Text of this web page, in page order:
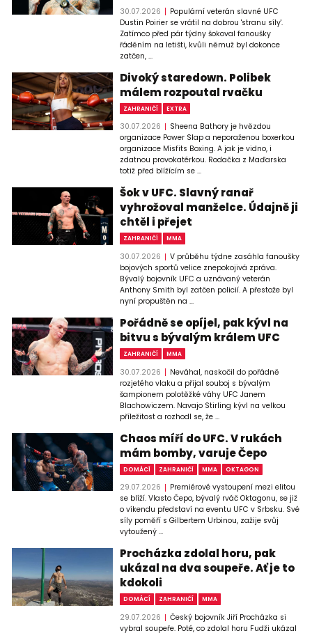
30.07.2026
Populární veterán slavné UFC
Dustin Poirier se vrátil na dobrou 'stranu síly'.
Zatímco před pár týdny šokoval fanoušky
řáděním na letišti, kvůli němuž byl dokonce
zatčen, ...
Divoký staredown. Polibek
málem rozpoutal rvačku
ZAHRANIČÍ EXTRA
30.07.2026
Sheena Bathory je hvězdou
organizace Power Slap a neporaženou boxerkou
organizace Misfits Boxing. A jak je vidno, i
zdatnou provokatérkou. Rodačka z Maďarska
totiž před blížícím se ...
Šok v UFC. Slavný ranař
vyhrožoval manželce. Údajně ji
chtěl i přejet
ZAHRANIČÍ MMA
30.07.2026
V průběhu týdne zasáhla fanoušky
bojových sportů velice znepokojivá zpráva.
Bývalý bojovník UFC a uznávaný veterán
Anthony Smith byl zatčen policií. A přestože byl
nyní propuštěn na ...
Pořádně se opíjel, pak kývl na
bitvu s bývalým králem UFC
ZAHRANIČÍ MMA
30.07.2026
Neváhal, naskočil do pořádně
rozjetého vlaku a přijal souboj s bývalým
šampionem polotěžké váhy UFC Janem
Blachowiczem. Navajo Stirling kývl na velkou
příležitost a rozhodl se, že ...
Chaos míří do UFC. V rukách
mám bomby, varuje Čepo
DOMÁCÍ ZAHRANIČÍ MMA OKTAGON
29.07.2026
Premiérové vystoupení mezi elitou
se blíží. Vlasto Čepo, bývalý rváč Oktagonu, se již
o víkendu představí na eventu UFC v Srbsku. Své
síly poměří s Gilbertem Urbinou, zažije svůj
vytoužený ...
Procházka zdolal horu, pak
ukázal na dva soupeře. Ať je to
kdokoli
DOMÁCÍ ZAHRANIČÍ MMA
29.07.2026
Český bojovník Jiří Procházka si
vybral soupeře. Poté, co zdolal horu Fudži ukázal